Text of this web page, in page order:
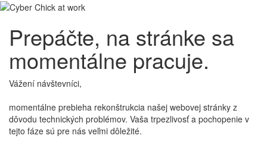
Prepáčte, na stránke sa
momentálne pracuje.
Vážení návštevníci,
momentálne prebieha rekonštrukcia našej webovej stránky z
dôvodu technických problémov. Vaša trpezlivosť a pochopenie v
tejto fáze sú pre nás veľmi dôležité.